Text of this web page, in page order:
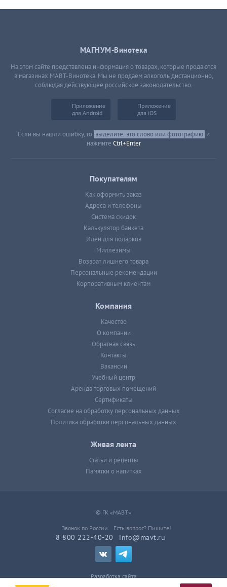
МАГНУМ-Винотека
На этом сайте представлена информация о товарах, которые продаются
в магазинах МАВТ-Винотека. Мы не продаем алкоголь дистанционно,
соблюдая действующее российское законодательство.
Приложение
для Android
Приложение
для iOS
Если вы нашли ошибку, то выделите это слово или фотографию и
нажмите Ctrl+Enter
Покупателям
Как оформить заказ
Адреса и телефоны
Система скидок
Калькулятор банкета
Идеи для подарков
Миллезимы
Возврат лишнего товара
Персональные рекомендации
Корпоративным клиентам
Компания
Качество
О компании
Обратная связь
Контакты
Вакансии
Учебный центр
Аренда торговых помещений
Сертификаты
Согласие на обработку персональных данных
Политика обработки персональных данных
Живая лента
Статьи и рецепты
Памятки о напитках
© ГК «МАВТ»
Звонок по России
8 800 222-40-20
Есть вопрос? Пишите!
info@mavt.ru
Разработка сайта